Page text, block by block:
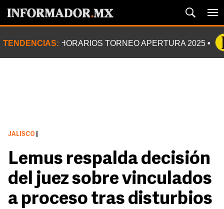
TENDENCIAS: HORARIOS TORNEO APERTURA 2025
JALISCO
Lemus respalda decisión
del juez sobre vinculados
a proceso tras disturbios